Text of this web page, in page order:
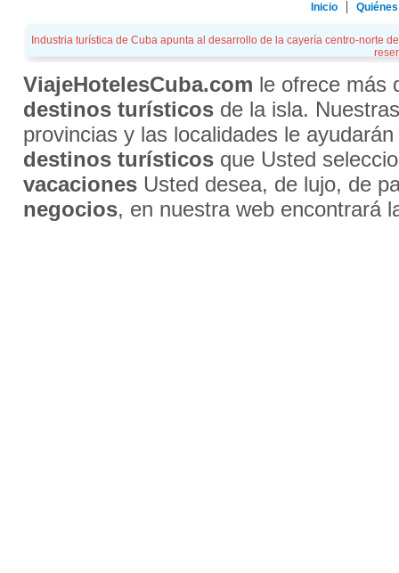
Inicio
Industria turística de Cuba apunta al desarrollo de la cayería centro-norte
ViajeHotelesCuba.com le ofrece más
destinos turísticosde la isla.
provincias y las localidades le
destinos turísticosque Usted
vacacionesUsted desea, de lujo, de
negocios, en nuestra web encontrará